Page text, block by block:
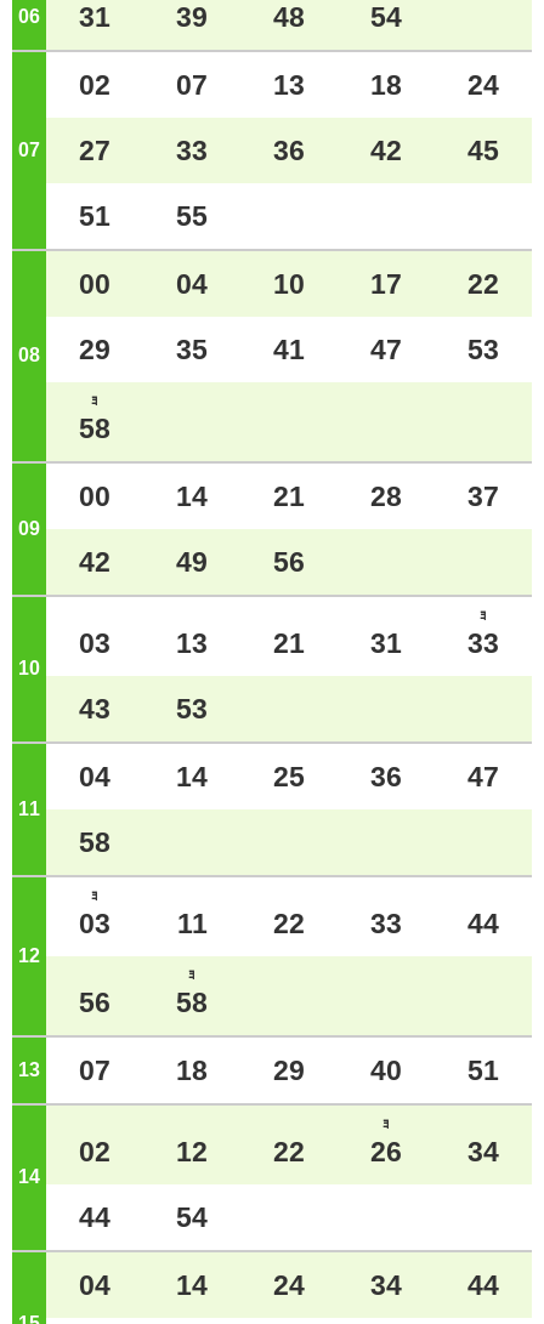
06 31 39 48 54
07
02 07 13 18 24
27 33 36 42 45
51 55
08
00 04 10 17 22
29 35 41 47 53
ﾖ
58
09 ジ
00 14 21 28 37
42 49 56
10
03 13 21 31
ﾖ
33
43 53
11 ジ
04 14 25 36 47
58
12 ジ
ﾖ
03 11 22 33 44
56
ﾖ
58
13 07 18 29 40 51
14
02 12 22
ﾖ
26 34
44 54
04 14 24 34 44